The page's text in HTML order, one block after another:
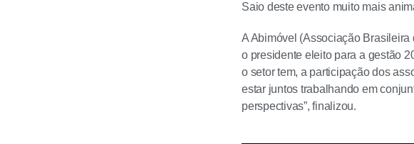
Saio deste evento muito mais
A Abimóvel (Associação
o presidente eleito para a gestão
o setor tem, a participação dos
estar juntos trabalhando em
perspectivas”, finalizou.